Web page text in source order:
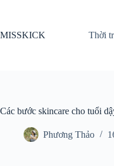
nội
MISSKICK Thời
Các bước skincare cho tuổi
Phương Thảo